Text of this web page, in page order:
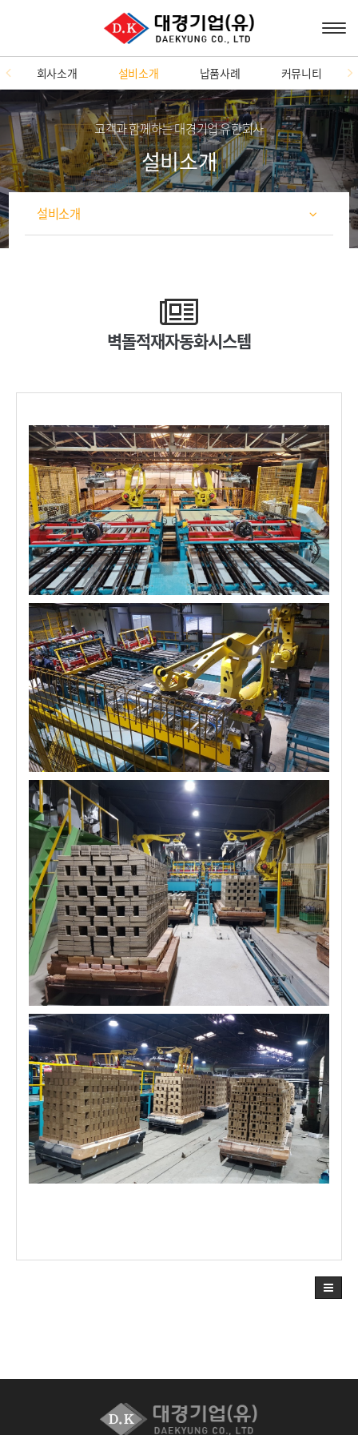
회사소개 설비소개 납품사례 커뮤니티
고객과 함께하는 대경기업 유한회사
설비소개
설비소개
벽돌적재자동화시스템